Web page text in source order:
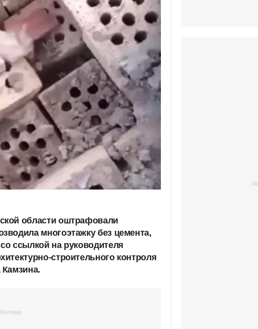
области оштрафовали
многоэтажку без цемента,
ссылкой на руководителя
строительного контроля
Камзина.